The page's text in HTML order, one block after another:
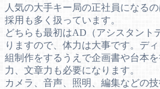
人気の大手キー局の正社員になる
採用も多く扱っています。
どちらも最初はAD（アシスタント
りますので、体力は大事です。デ
組制作をするうえで企画書や台本
力、文章力も必要になります。
カメラ、音声、照明、編集などの